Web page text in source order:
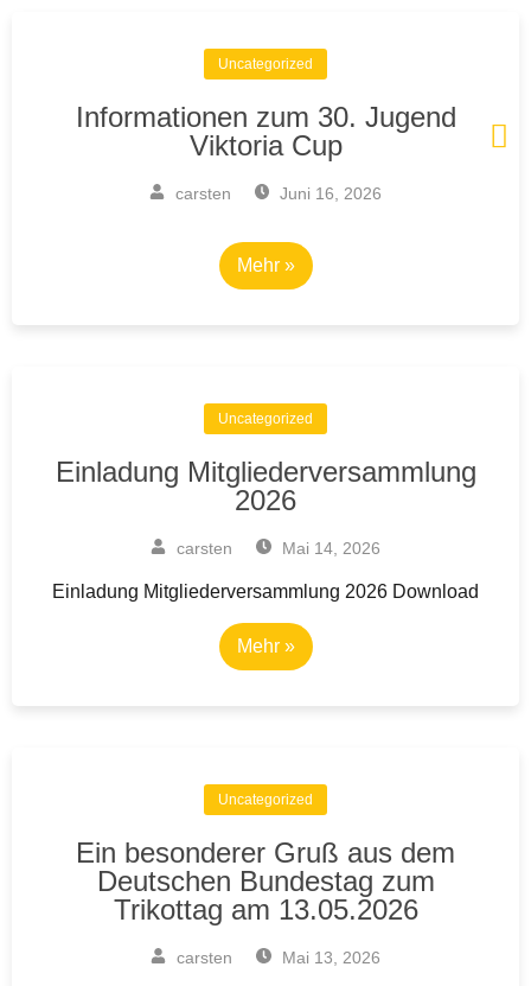
Uncategorized
Informationen zum 30. Jugend
Viktoria Cup
carsten Juni 16, 2026
Mehr »
Uncategorized
Einladung Mitgliederversammlung
2026
carsten Mai 14, 2026
Einladung Mitgliederversammlung 2026 Download
Mehr »
Uncategorized
Ein besonderer Gruß aus dem
Deutschen Bundestag zum
Trikottag am 13.05.2026
carsten Mai 13, 2026